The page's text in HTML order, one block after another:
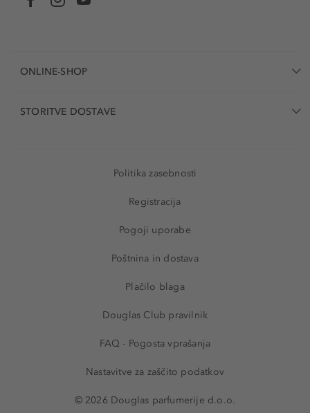
ONLINE-SHOP
STORITVE DOSTAVE
Politika zasebnosti
Registracija
Pogoji uporabe
Poštnina in dostava
Plačilo blaga
Douglas Club pravilnik
FAQ - Pogosta vprašanja
Nastavitve za zaščito podatkov
© 2026 Douglas parfumerije d.o.o.